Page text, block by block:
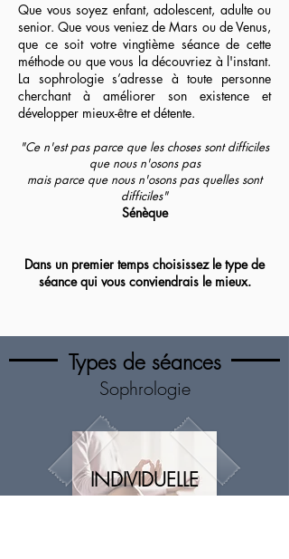
Que vous soyez enfant, adolescent, adulte ou
senior. Que vous veniez de Mars ou de Venus,
que ce soit votre vingtième séance de cette
méthode ou que vous la découvriez à l'instant.
La sophrologie s’adresse à toute personne
cherchant à améliorer son existence et
développer mieux-être et détente.
"Ce n'est pas parce que les choses sont difficiles
que nous n'osons pas
mais parce que nous n'osons pas quelles sont
difficiles"
Sénèque
Dans un premier temps choisissez le type de
séance qui vous conviendrais le mieux.
Types de séances
Sophrologie
INDIVIDUELLE